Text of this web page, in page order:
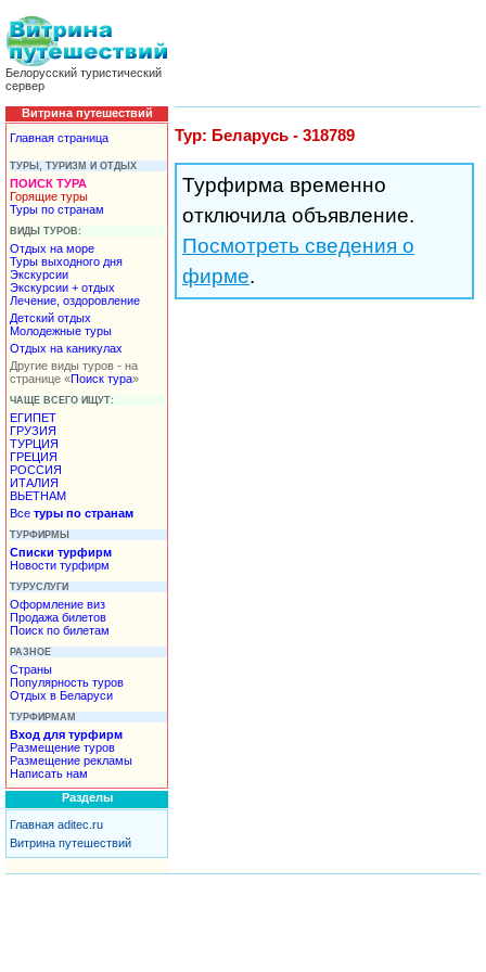
Белорусский туристический
сервер
Витрина путешествий
Главная страница
ТУРЫ, ТУРИЗМ И ОТДЫХ
ПОИСК ТУРА
Горящие туры
Туры по странам
ВИДЫ ТУРОВ:
Отдых на море
Туры выходного дня
Экскурсии
Экскурсии + отдых
Лечение, оздоровление
Детский отдых
Молодежные туры
Отдых на каникулах
Другие виды туров - на
странице «Поиск тура»
ЧАЩЕ ВСЕГО ИЩУТ:
ЕГИПЕТ
ГРУЗИЯ
ТУРЦИЯ
ГРЕЦИЯ
РОССИЯ
ИТАЛИЯ
ВЬЕТНАМ
Все туры по странам
ТУРФИРМЫ
Списки турфирм
Новости турфирм
ТУРУСЛУГИ
Оформление виз
Продажа билетов
Поиск по билетам
РАЗНОЕ
Страны
Популярность туров
Отдых в Беларуси
ТУРФИРМАМ
Вход для турфирм
Размещение туров
Размещение рекламы
Написать нам
Разделы
Главная aditec.ru
Витрина путешествий
Тур: Беларусь - 318789
Турфирма временно
отключила объявление.
Посмотреть сведения о
фирме.